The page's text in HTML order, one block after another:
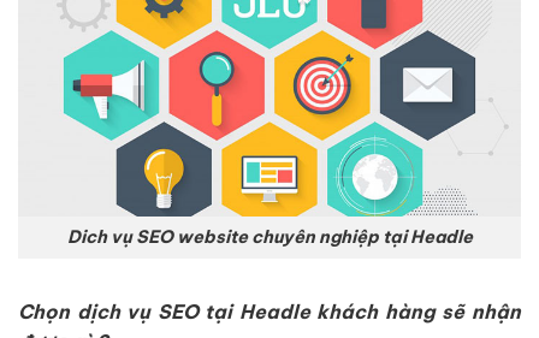
Dich vụ SEO website chuyên nghiệp tại Headle
Chọn dịch vụ SEO tại Headle khách hàng sẽ nhận